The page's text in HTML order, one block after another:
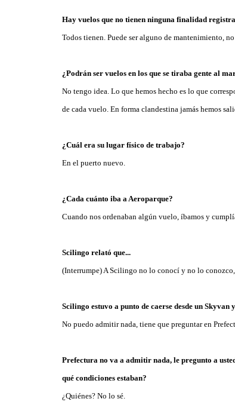
Hay vuelos que no tienen ninguna finalidad
Todos tienen. Puede ser alguno de mantenimiento,
¿Podrán ser vuelos en los que se tiraba gente al
No tengo idea. Lo que hemos hecho es lo que
de cada vuelo. En forma clandestina jamás hemos
¿Cuál era su lugar físico de trabajo?
En el puerto nuevo.
¿Cada cuánto iba a Aeroparque?
Cuando nos ordenaban algún vuelo, íbamos y
Scilingo relató que...
(Interrumpe) A Scilingo no lo conocí y no lo conozco,
Scilingo estuvo a punto de caerse desde un
No puedo admitir nada, tiene que preguntar en
Prefectura no va a admitir nada, le pregunto a
qué condiciones estaban?
¿Quiénes? No lo sé.